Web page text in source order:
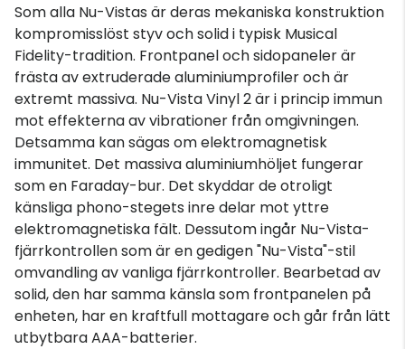
Som alla Nu-Vistas är deras mekaniska konstruktion
kompromisslöst styv och solid i typisk Musical
Fidelity-tradition. Frontpanel och sidopaneler är
frästa av extruderade aluminiumprofiler och är
extremt massiva. Nu-Vista Vinyl 2 är i princip immun
mot effekterna av vibrationer från omgivningen.
Detsamma kan sägas om elektromagnetisk
immunitet. Det massiva aluminiumhöljet fungerar
som en Faraday-bur. Det skyddar de otroligt
känsliga phono-stegets inre delar mot yttre
elektromagnetiska fält. Dessutom ingår Nu-Vista-
fjärrkontrollen som är en gedigen "Nu-Vista"-stil
omvandling av vanliga fjärrkontroller. Bearbetad av
solid, den har samma känsla som frontpanelen på
enheten, har en kraftfull mottagare och går från lätt
utbytbara AAA-batterier.